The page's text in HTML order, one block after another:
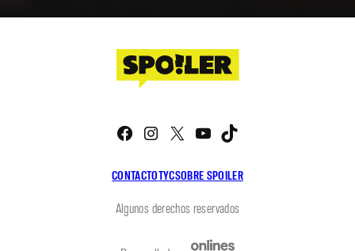
CONTACTOTYCSOBRE SPOILER
Facebook
Instagram
X YouTube
Algunos derechos reservados